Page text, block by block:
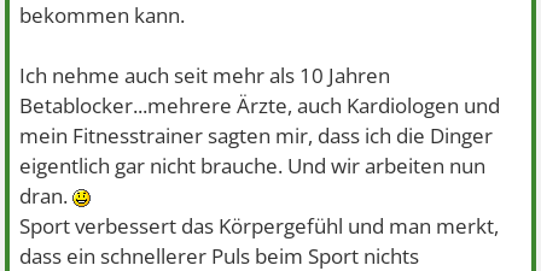
bekommen kann.
Ich nehme auch seit mehr als 10 Jahren
Betablocker...mehrere Ärzte, auch Kardiologen und
mein Fitnesstrainer sagten mir, dass ich die Dinger
eigentlich gar nicht brauche. Und wir arbeiten nun
dran.
Sport verbessert das Körpergefühl und man merkt,
dass ein schnellerer Puls beim Sport nichts